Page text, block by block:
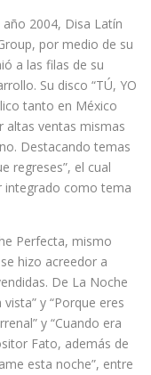
2004, Disa Latín
por medio de su
a las filas de su
Su disco “TÚ, YO
tanto en México
altas ventas mismas
Destacando temas
regreses”, el cual
integrado como tema
Perfecta, mismo
hizo acreedor a
De La Noche
y “Porque eres
y “Cuando era
Fato, además de
esta noche”, entre